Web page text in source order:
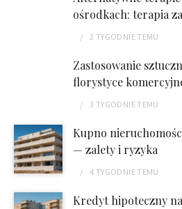
ośrodkach: terapia
2 TYGODNIETEMU
Zastosowanie
florystyce
3 TYGODNIETEMU
Kupno
— zalety i ryzyka
4 TYGODNIETEMU
Kredyt hipoteczny